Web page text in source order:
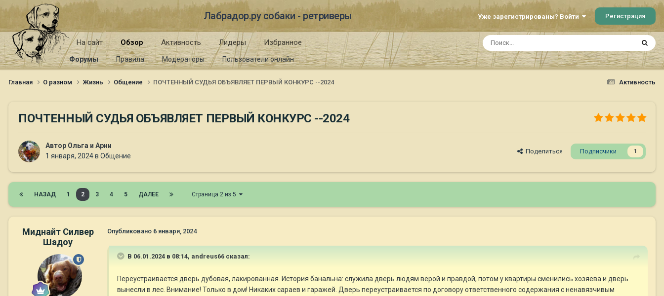
Лабрадор.ру собаки - ретриверы Уже зарегистрированы? Войти Регистрация
На сайт Обзор
Форумы Правила Модераторы Пользователи онлайн
Активность Лидеры Избранное
Активность
Главная О разном Жизнь Общение ПОЧТЕННЫЙ СУДЬЯ ОБЪЯВЛЯЕТ ПЕРВЫЙ КОНКУРС --2024
ПОЧТЕННЫЙ СУДЬЯ ОБЪЯВЛЯЕТ ПЕРВЫЙ КОНКУРС --2024
Автор Ольга и Арни
1 января, 2024в Общение
Поделиться Подписчики 1
НАЗАД 1 2 3 4 5 ДАЛЕЕ Страница 2 из 5
Миднайт Силвер
Шадоу
Опубликовано 6 января, 2024
В 06.01.2024 в 08:14, andreus66 сказал:
Переустраивается дверь дубовая, лакированная. История банальна: служила дверь людям верой и правдой, потом у квартиры сменились хозяева и дверь
вынесли в лес. Внимание! Только в дом! Никаких сараев и гаражей. Дверь переустраивается по договору ответственного содержания с ненавязчивым